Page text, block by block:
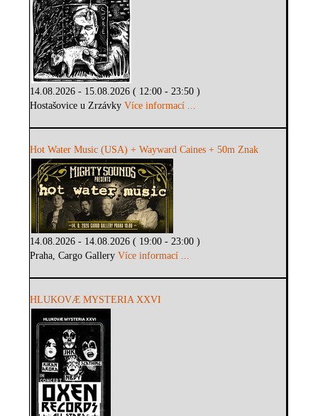
14.08.2026 - 15.08.2026 ( 12:00 - 23:50 )
Hostašovice u ZrzávkyVíce informací ...
Hot Water Music (USA) + Wayward Caines + 50m Znak
14.08.2026 - 14.08.2026 ( 19:00 - 23:00 )
Praha, Cargo GalleryVíce informací ...
HLUKOVÆ MYSTERIA XXVI